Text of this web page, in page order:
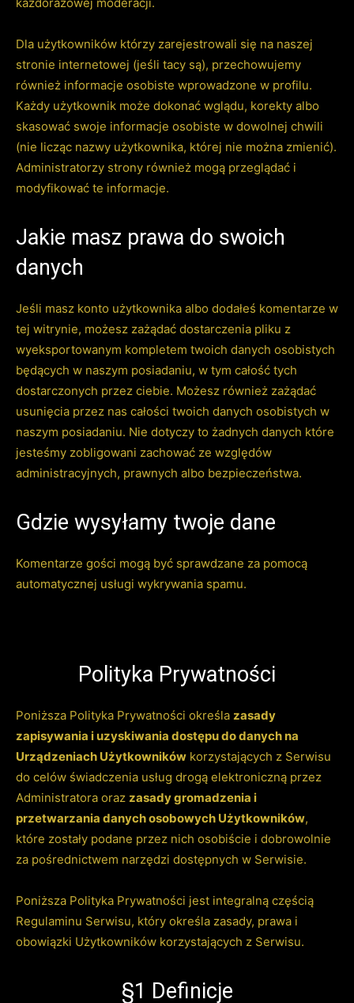
Dla użytkowników którzy zarejestrowali się na naszej
stronie internetowej (jeśli tacy są), przechowujemy
również informacje osobiste wprowadzone w profilu.
Każdy użytkownik może dokonać wglądu, korekty albo
skasować swoje informacje osobiste w dowolnej chwili
(nie licząc nazwy użytkownika, której nie można zmienić).
Administratorzy strony również mogą przeglądać i
modyfikować te informacje.
Jakie masz prawa do swoich
danych
Jeśli masz konto użytkownika albo dodałeś komentarze w
tej witrynie, możesz zażądać dostarczenia pliku z
wyeksportowanym kompletem twoich danych osobistych
będących w naszym posiadaniu, w tym całość tych
dostarczonych przez ciebie. Możesz również zażądać
usunięcia przez nas całości twoich danych osobistych w
naszym posiadaniu. Nie dotyczy to żadnych danych które
jesteśmy zobligowani zachować ze względów
administracyjnych, prawnych albo bezpieczeństwa.
Gdzie wysyłamy twoje dane
Komentarze gości mogą być sprawdzane za pomocą
automatycznej usługi wykrywania spamu.
Polityka Prywatności
Poniższa Polityka Prywatności określa zasady
zapisywania i uzyskiwania dostępu do danych na
Urządzeniach Użytkowników korzystających z Serwisu
do celów świadczenia usług drogą elektroniczną przez
Administratora oraz zasady gromadzenia i
przetwarzania danych osobowych Użytkowników,
które zostały podane przez nich osobiście i dobrowolnie
za pośrednictwem narzędzi dostępnych w Serwisie.
Poniższa Polityka Prywatności jest integralną częścią
Regulaminu Serwisu, który określa zasady, prawa i
obowiązki Użytkowników korzystających z Serwisu.
§1 Definicje